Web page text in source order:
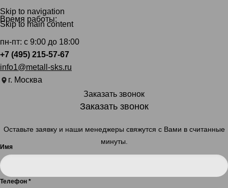
Skip to navigation
Skip to main content
Время работы:
пн-пт: с 9:00 до 18:00
+7 (495) 215-57-67
info1@metall-sks.ru
г. Москва
Заказать звонок
Заказать звонок
Оставьте заявку и наши менеджеры свяжутся с Вами в считанные
минуты.
Имя
Телефон *